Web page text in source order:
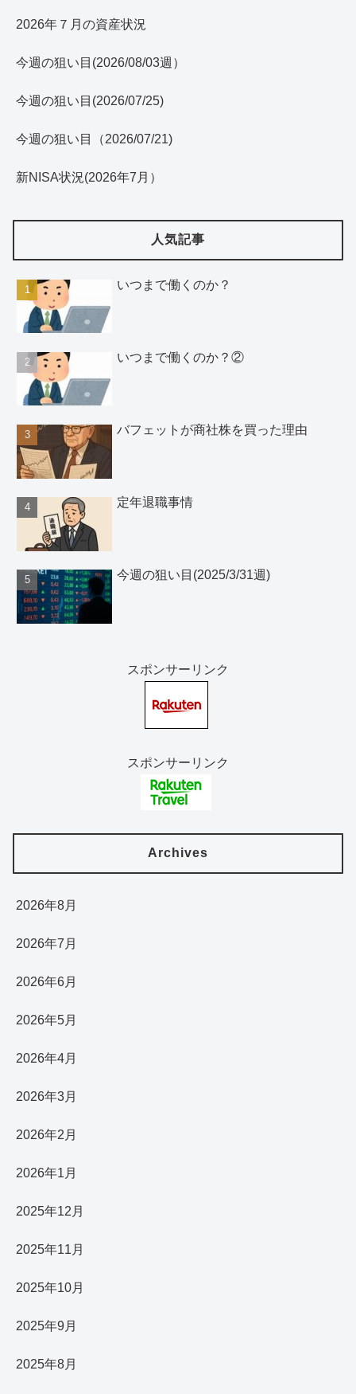
2026年７月の資産状況
今週の狙い目(2026/08/03週）
今週の狙い目(2026/07/25)
今週の狙い目（2026/07/21)
新NISA状況(2026年7月）
人気記事
いつまで働くのか？
いつまで働くのか？②
バフェットが商社株を買った理由
定年退職事情
今週の狙い目(2025/3/31週)
スポンサーリンク
スポンサーリンク
Archives
2026年8月
2026年7月
2026年6月
2026年5月
2026年4月
2026年3月
2026年2月
2026年1月
2025年12月
2025年11月
2025年10月
2025年9月
2025年8月